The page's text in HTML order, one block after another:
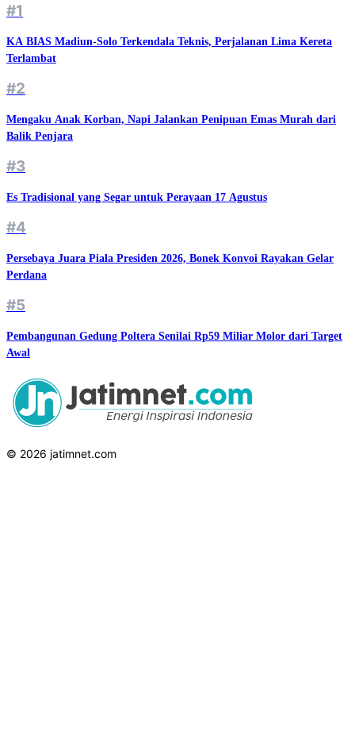
#1
KA BIAS Madiun-Solo Terkendala Teknis, Perjalanan Lima Kereta
Terlambat
#2
Mengaku Anak Korban, Napi Jalankan Penipuan Emas Murah dari
Balik Penjara
#3
Es Tradisional yang Segar untuk Perayaan 17 Agustus
#4
Persebaya Juara Piala Presiden 2026, Bonek Konvoi Rayakan Gelar
Perdana
#5
Pembangunan Gedung Poltera Senilai Rp59 Miliar Molor dari Target
Awal
© 2026 jatimnet.com